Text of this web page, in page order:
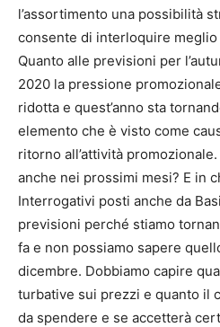
l’assortimento una possibilità
consente di interloquire meglio
Quanto alle previsioni per
2020 la pressione
ridotta e quest’anno sta
elemento che è visto come
ritorno all’attività
anche nei prossimi mesi? E in
Interrogativi posti anche da
previsioni perché stiamo
fa e non possiamo sapere
dicembre. Dobbiamo capire
turbative sui prezzi e quanto il
da spendere e se accetterà